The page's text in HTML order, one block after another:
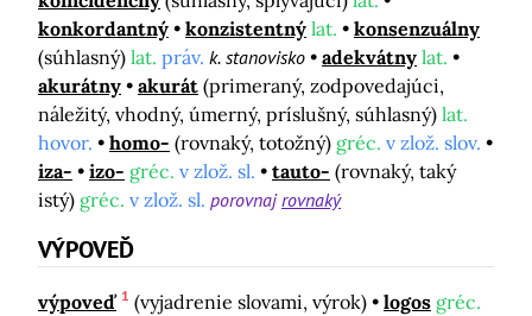
konkordantný
konzistentný lat.
konsenzuálny
(súhlasný) lat. práv. k. stanovisko adekvátny lat.
akurátny
akurát (primeraný, zodpovedajúci,
náležitý, vhodný, úmerný, príslušný, súhlasný) lat.
hovor.
homo- (rovnaký, totožný) gréc. v zlož. slov.
iza-
izo- gréc. v zlož. sl. tauto- (rovnaký, taký
istý) gréc. v zlož. sl. porovnajrovnaký
VÝPOVEĎ
výpoveď 1 (vyjadrenie slovami, výrok) logos gréc.